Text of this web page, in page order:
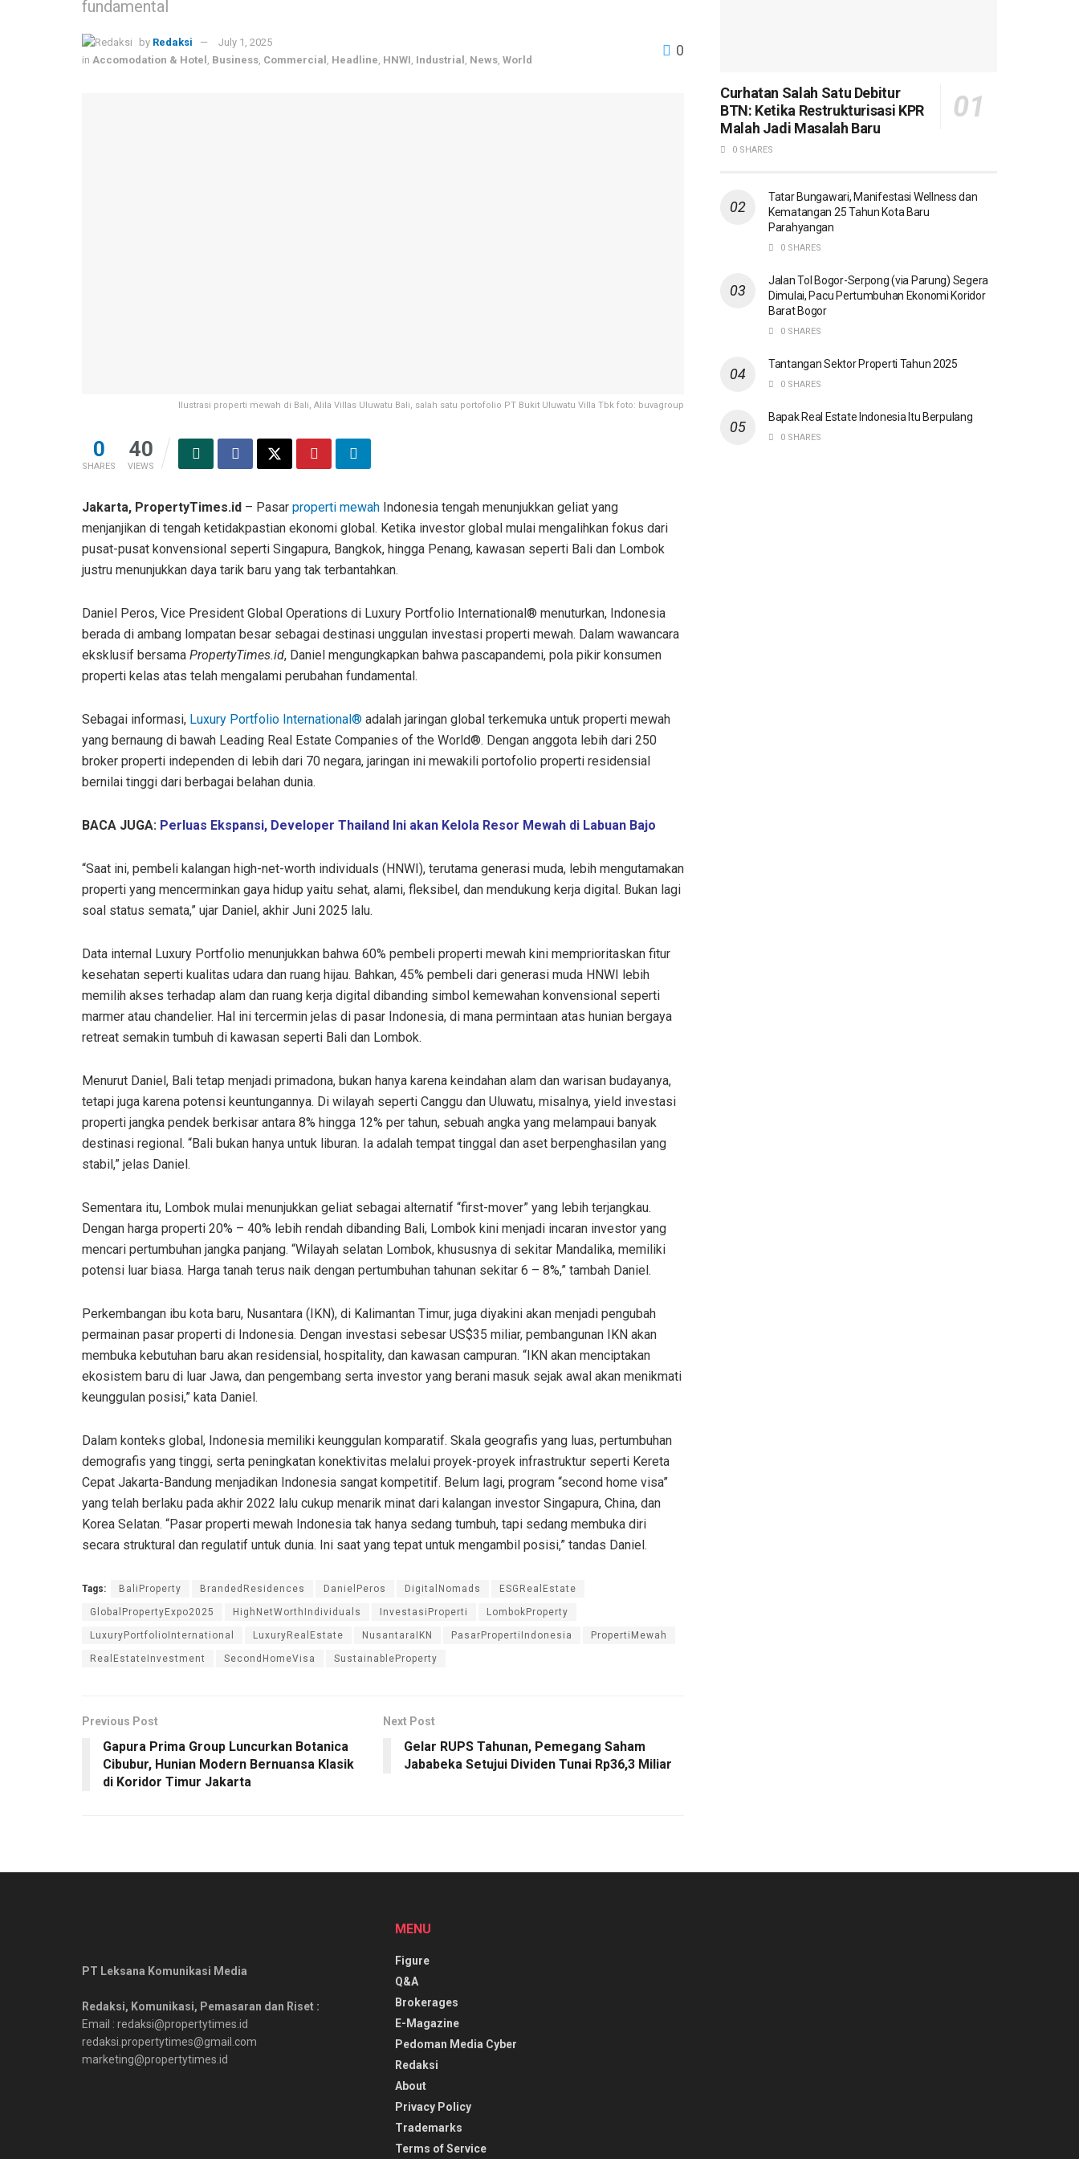
fundamental
by Redaksi
July 1, 2025
in Accomodation & Hotel , Business, Commercial , Headline, HNWI, Industrial , News, World
0
Ilustrasi properti mewah di Bali, Alila Villas Uluwatu Bali, salah satu portofolio PT Bukit Uluwatu Villa Tbk foto: buvagroup
0
SHARES
40
VIEWS
Jakarta, PropertyTimes.id – Pasar properti mewah Indonesia tengah menunjukkan geliat yang
menjanjikan di tengah ketidakpastian ekonomi global. Ketika investor global mulai mengalihkan fokus dari
pusat-pusat konvensional seperti Singapura, Bangkok, hingga Penang, kawasan seperti Bali dan Lombok
justru menunjukkan daya tarik baru yang tak terbantahkan.
Daniel Peros, Vice President Global Operations di Luxury Portfolio International® menuturkan, Indonesia
berada di ambang lompatan besar sebagai destinasi unggulan investasi properti mewah. Dalam wawancara
eksklusif bersama PropertyTimes.id, Daniel mengungkapkan bahwa pascapandemi, pola pikir konsumen
properti kelas atas telah mengalami perubahan fundamental.
Sebagai informasi, Luxury Portfolio International® adalah jaringan global terkemuka untuk properti mewah
yang bernaung di bawah Leading Real Estate Companies of the World®. Dengan anggota lebih dari 250
broker properti independen di lebih dari 70 negara, jaringan ini mewakili portofolio properti residensial
bernilai tinggi dari berbagai belahan dunia.
BACA JUGA: Perluas Ekspansi, Developer Thailand Ini akan Kelola Resor Mewah di Labuan Bajo
“Saat ini, pembeli kalangan high-net-worth individuals (HNWI), terutama generasi muda, lebih mengutamakan
properti yang mencerminkan gaya hidup yaitu sehat, alami, fleksibel, dan mendukung kerja digital. Bukan lagi
soal status semata,” ujar Daniel, akhir Juni 2025 lalu.
Data internal Luxury Portfolio menunjukkan bahwa 60% pembeli properti mewah kini memprioritaskan fitur
kesehatan seperti kualitas udara dan ruang hijau. Bahkan, 45% pembeli dari generasi muda HNWI lebih
memilih akses terhadap alam dan ruang kerja digital dibanding simbol kemewahan konvensional seperti
marmer atau chandelier. Hal ini tercermin jelas di pasar Indonesia, di mana permintaan atas hunian bergaya
retreat semakin tumbuh di kawasan seperti Bali dan Lombok.
Menurut Daniel, Bali tetap menjadi primadona, bukan hanya karena keindahan alam dan warisan budayanya,
tetapi juga karena potensi keuntungannya. Di wilayah seperti Canggu dan Uluwatu, misalnya, yield investasi
properti jangka pendek berkisar antara 8% hingga 12% per tahun, sebuah angka yang melampaui banyak
destinasi regional. “Bali bukan hanya untuk liburan. Ia adalah tempat tinggal dan aset berpenghasilan yang
stabil,” jelas Daniel.
Sementara itu, Lombok mulai menunjukkan geliat sebagai alternatif “first-mover” yang lebih terjangkau.
Dengan harga properti 20% – 40% lebih rendah dibanding Bali, Lombok kini menjadi incaran investor yang
mencari pertumbuhan jangka panjang. “Wilayah selatan Lombok, khususnya di sekitar Mandalika, memiliki
potensi luar biasa. Harga tanah terus naik dengan pertumbuhan tahunan sekitar 6 – 8%,” tambah Daniel.
Perkembangan ibu kota baru, Nusantara (IKN), di Kalimantan Timur, juga diyakini akan menjadi pengubah
permainan pasar properti di Indonesia. Dengan investasi sebesar US$35 miliar, pembangunan IKN akan
membuka kebutuhan baru akan residensial, hospitality, dan kawasan campuran. “IKN akan menciptakan
ekosistem baru di luar Jawa, dan pengembang serta investor yang berani masuk sejak awal akan menikmati
keunggulan posisi,” kata Daniel.
Dalam konteks global, Indonesia memiliki keunggulan komparatif. Skala geografis yang luas, pertumbuhan
demografis yang tinggi, serta peningkatan konektivitas melalui proyek-proyek infrastruktur seperti Kereta
Cepat Jakarta-Bandung menjadikan Indonesia sangat kompetitif. Belum lagi, program “second home visa”
yang telah berlaku pada akhir 2022 lalu cukup menarik minat dari kalangan investor Singapura, China, dan
Korea Selatan. “Pasar properti mewah Indonesia tak hanya sedang tumbuh, tapi sedang membuka diri
secara struktural dan regulatif untuk dunia. Ini saat yang tepat untuk mengambil posisi,” tandas Daniel.
Tags: BaliProperty BrandedResidences DanielPeros DigitalNomads ESGRealEstate
GlobalPropertyExpo2025 HighNetWorthIndividuals InvestasiProperti LombokProperty
LuxuryPortfolioInternational LuxuryRealEstate NusantaraIKN PasarPropertiIndonesia PropertiMewah
RealEstateInvestment SecondHomeVisa SustainableProperty
Previous Post
Gapura Prima Group Luncurkan Botanica
Cibubur, Hunian Modern Bernuansa Klasik
di Koridor Timur Jakarta
Next Post
Gelar RUPS Tahunan, Pemegang Saham
Jababeka Setujui Dividen Tunai Rp36,3 Miliar
Curhatan Salah Satu Debitur
BTN: Ketika Restrukturisasi KPR
Malah Jadi Masalah Baru
0 SHARES
Tatar Bungawari, Manifestasi Wellness dan
Kematangan 25 Tahun Kota Baru
Parahyangan
0 SHARES
Jalan Tol Bogor-Serpong (via Parung) Segera
Dimulai, Pacu Pertumbuhan Ekonomi Koridor
Barat Bogor
0 SHARES
Tantangan Sektor Properti Tahun 2025
0 SHARES
Bapak Real Estate Indonesia Itu Berpulang
0 SHARES
PT Leksana Komunikasi Media
Redaksi, Komunikasi, Pemasaran dan Riset :
Email : redaksi@propertytimes.id
redaksi.propertytimes@gmail.com
marketing@propertytimes.id
MENU
Figure
Q&A
Brokerages
E-Magazine
Pedoman Media Cyber
Redaksi
About
Privacy Policy
Trademarks
Terms of Service